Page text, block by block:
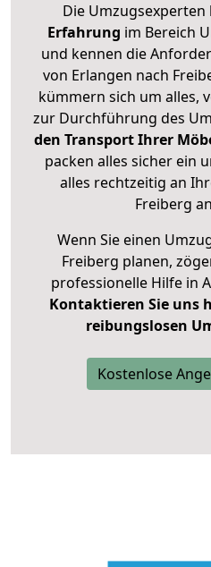
Die Umzugsexperten
Erfahrung im Bereich
und kennen die
von Erlangen nach
kümmern sich um alles,
zur Durchführung des
den Transport Ihrer
packen alles sicher ein
alles rechtzeitig an
Freiberg
Wenn Sie einen
Freiberg planen,
professionelle Hilfe in
Kontaktieren Sie uns
reibungslosen
Kostenlose